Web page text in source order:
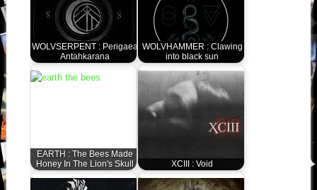
WOLVSERPENT : Perigaea
Antahkarana
WOLVHAMMER : Clawing
into black sun
EARTH : The Bees Made
Honey In The Lion's Skull
XCIII : Void